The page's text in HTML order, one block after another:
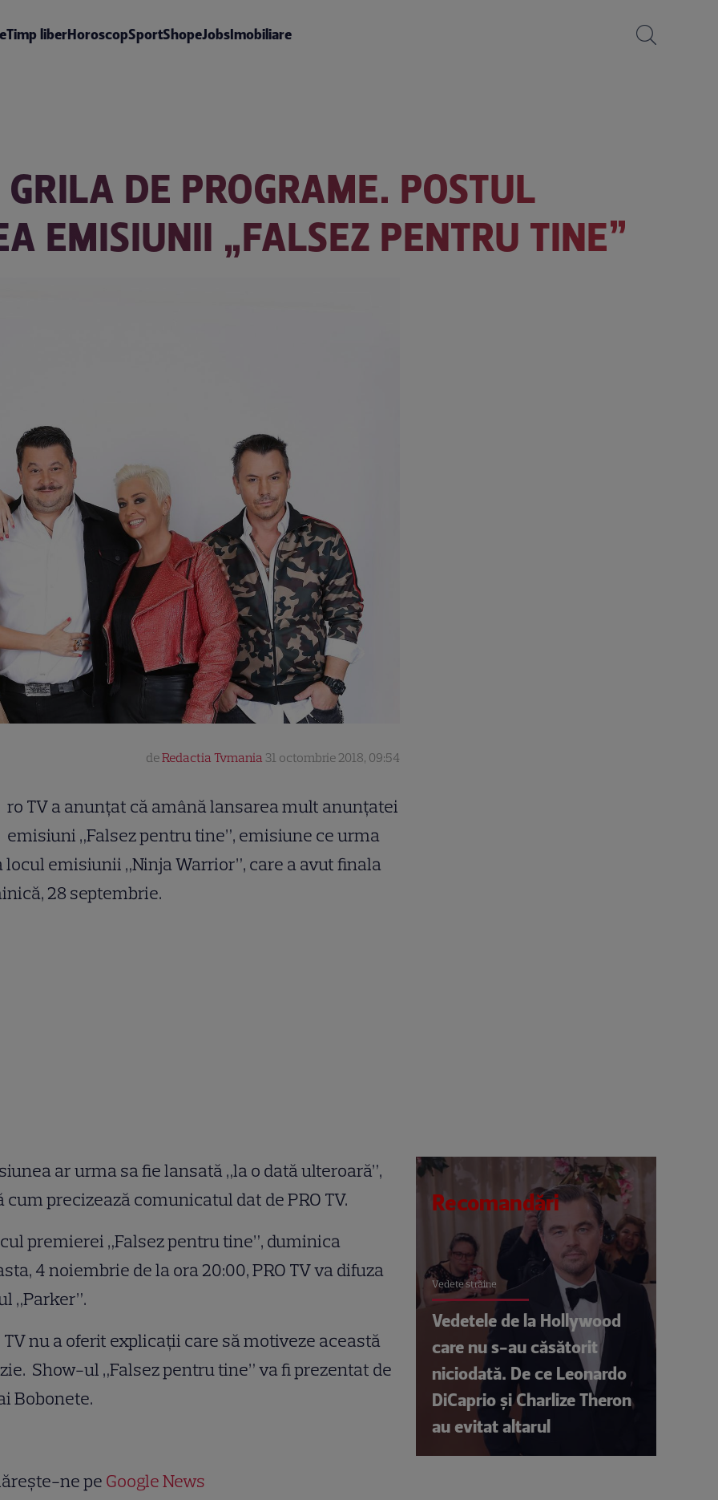
Timp liberHoroscopSportShopeJobsImobiliare
DE PROGRAME. POSTUL
EMISIUNII „FALSEZ PENTRU TINE”
deRedactia Tvmania 31 octombrie 2018, 09:54
ro TV a anunțat că amână lansarea mult anunțatei
emisiuni „Falsez pentru tine”, emisiune ce urma
locul emisiunii „Ninja Warrior”, care a avut finala
28 septembrie.
ar urma sa fie lansată „la o dată ulteroară”,
cum precizează comunicatul dat de PRO TV.
premierei „Falsez pentru tine”, duminica
4 noiembrie de la ora 20:00, PRO TV va difuza
„Parker”.
TV nu a oferit explicații care să motiveze această
Show-ul „Falsez pentru tine” va fi prezentat de
Bobonete.
ne pe Google News
Recomandări
Vedete străine
Vedetele de la Hollywood
care nu s-au căsătorit
niciodată. De ce Leonardo
DiCaprio și Charlize Theron
au evitat altarul